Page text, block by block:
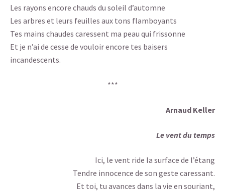
Les rayons encore chauds du soleil d’automne
Les arbres et leurs feuilles aux tons flamboyants
Tes mains chaudes caressent ma peau qui frissonne
Et je n’ai de cesse de vouloir encore tes baisers
incandescents.
***
Arnaud Keller
Le vent du temps
Ici, le vent ride la surface de l’étang
Tendre innocence de son geste caressant.
Et toi, tu avances dans la vie en souriant,